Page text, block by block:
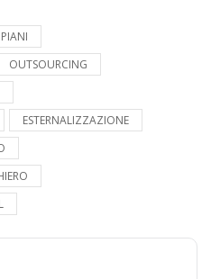
OUTSOURCING
ESTERNALIZZAZIONE